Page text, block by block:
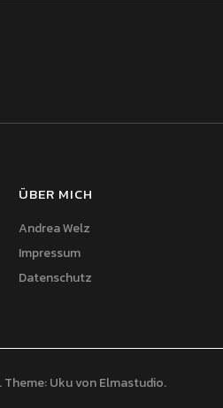
ÜBER MICH
Andrea Welz
Impressum
Datenschutz
Theme: Uku vonElmastudio